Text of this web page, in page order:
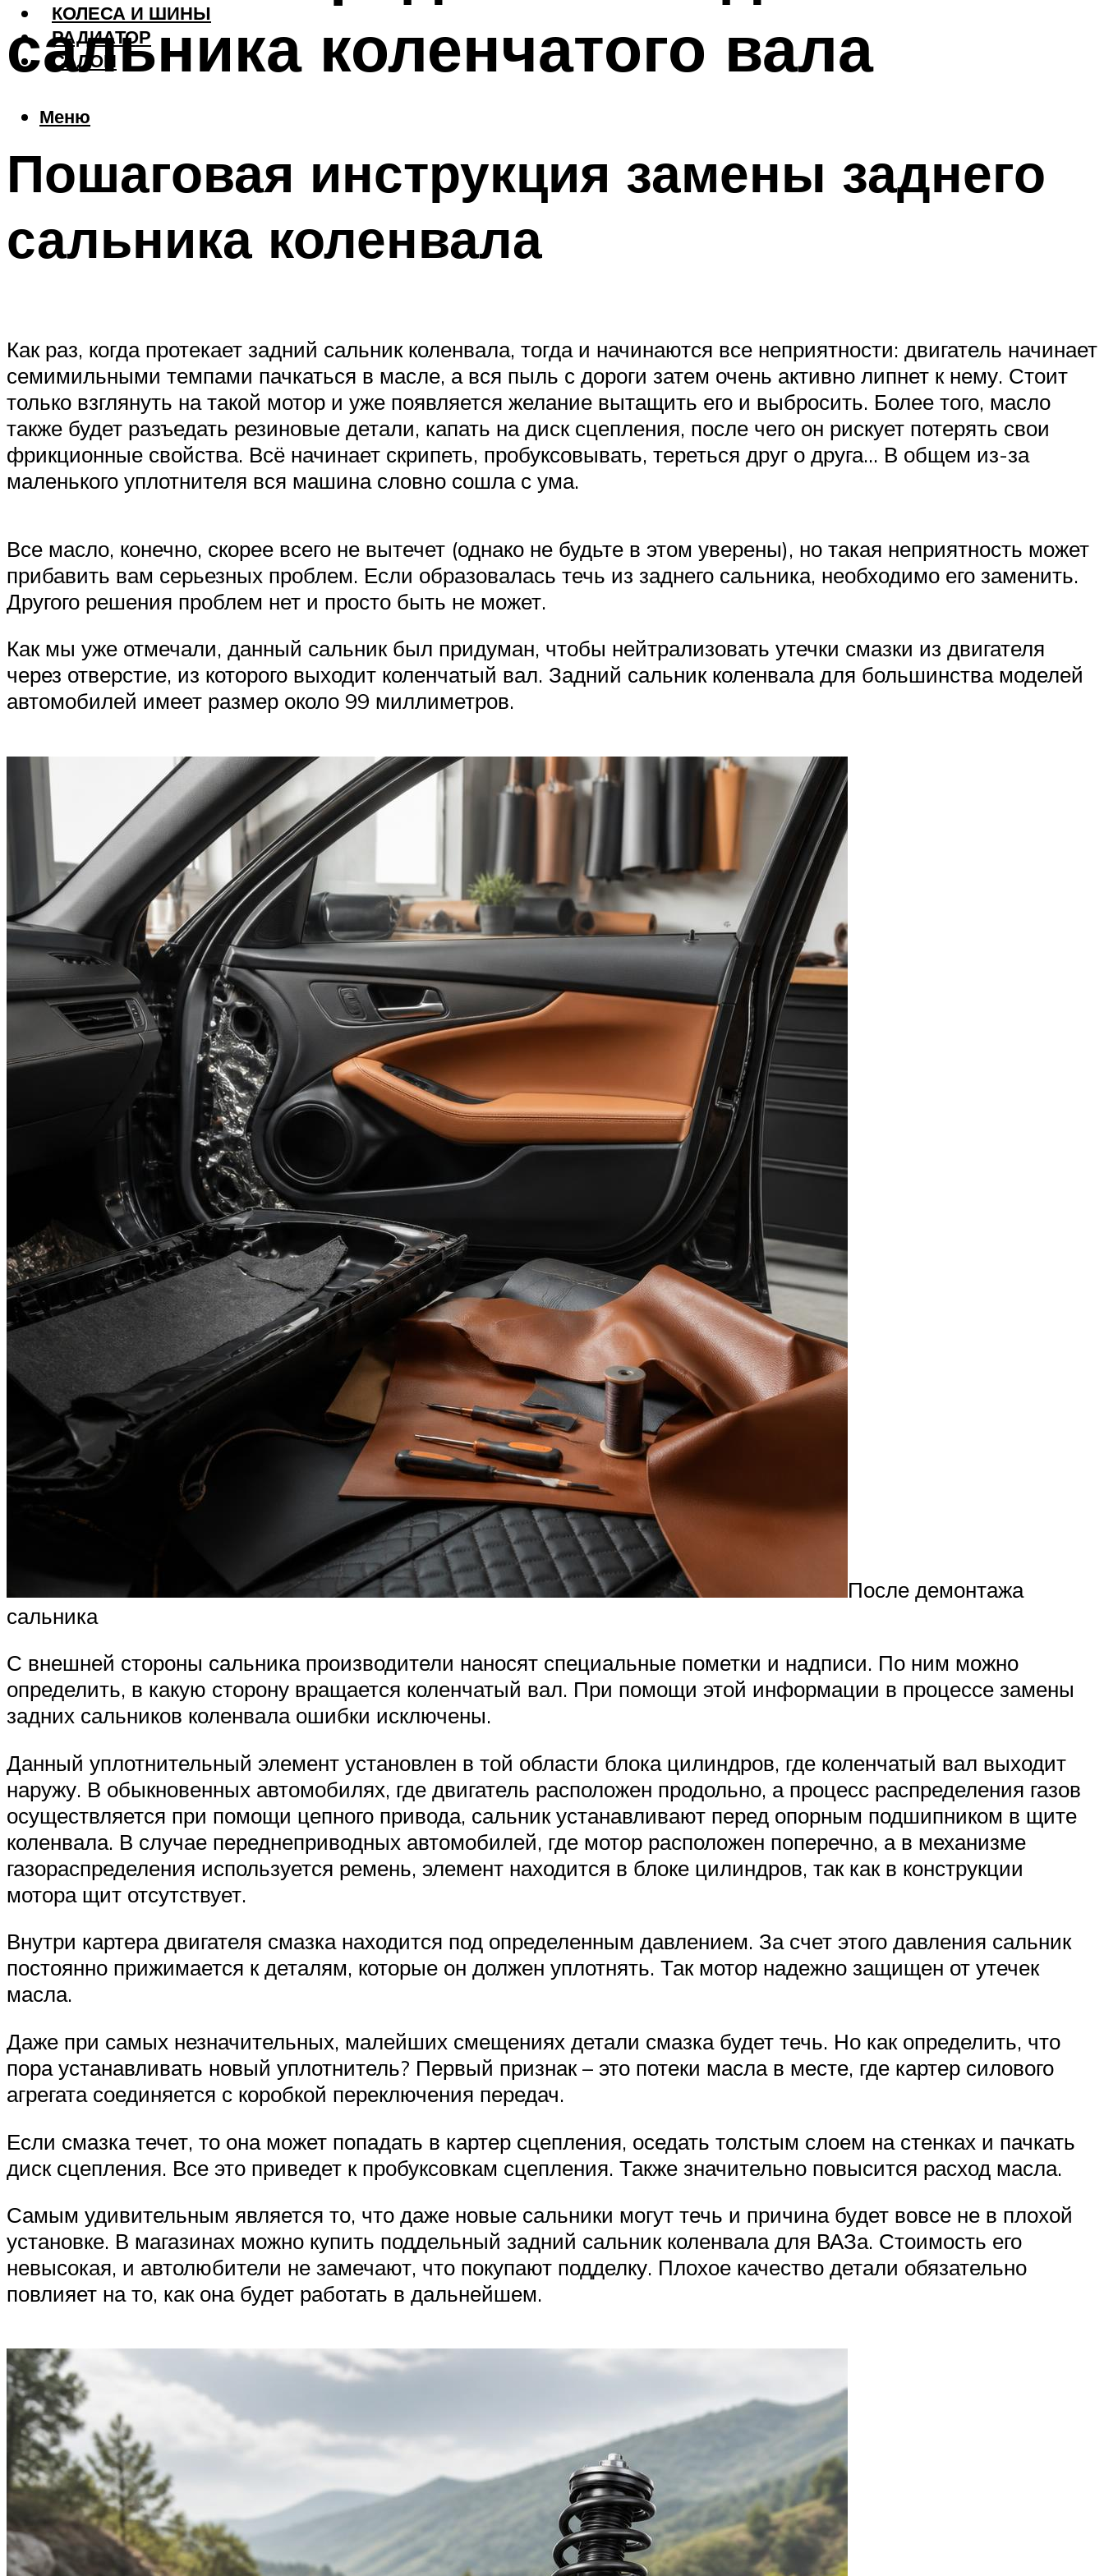
КОЛЕСА И ШИНЫ
РАДИАТОР
САЛОН
Меню
сальника коленчатого вала
Пошаговая инструкция замены заднего
сальника коленвала
Как раз, когда протекает задний сальник коленвала, тогда и начинаются все неприятности: двигатель начинает
семимильными темпами пачкаться в масле, а вся пыль с дороги затем очень активно липнет к нему. Стоит
только взглянуть на такой мотор и уже появляется желание вытащить его и выбросить. Более того, масло
также будет разъедать резиновые детали, капать на диск сцепления, после чего он рискует потерять свои
фрикционные свойства. Всё начинает скрипеть, пробуксовывать, тереться друг о друга… В общем из-за
маленького уплотнителя вся машина словно сошла с ума.
Все масло, конечно, скорее всего не вытечет (однако не будьте в этом уверены), но такая неприятность может
прибавить вам серьезных проблем. Если образовалась течь из заднего сальника, необходимо его заменить.
Другого решения проблем нет и просто быть не может.
Как мы уже отмечали, данный сальник был придуман, чтобы нейтрализовать утечки смазки из двигателя
через отверстие, из которого выходит коленчатый вал. Задний сальник коленвала для большинства моделей
автомобилей имеет размер около 99 миллиметров.
После демонтажа
сальника
С внешней стороны сальника производители наносят специальные пометки и надписи. По ним можно
определить, в какую сторону вращается коленчатый вал. При помощи этой информации в процессе замены
задних сальников коленвала ошибки исключены.
Данный уплотнительный элемент установлен в той области блока цилиндров, где коленчатый вал выходит
наружу. В обыкновенных автомобилях, где двигатель расположен продольно, а процесс распределения газов
осуществляется при помощи цепного привода, сальник устанавливают перед опорным подшипником в щите
коленвала. В случае переднеприводных автомобилей, где мотор расположен поперечно, а в механизме
газораспределения используется ремень, элемент находится в блоке цилиндров, так как в конструкции
мотора щит отсутствует.
Внутри картера двигателя смазка находится под определенным давлением. За счет этого давления сальник
постоянно прижимается к деталям, которые он должен уплотнять. Так мотор надежно защищен от утечек
масла.
Даже при самых незначительных, малейших смещениях детали смазка будет течь. Но как определить, что
пора устанавливать новый уплотнитель? Первый признак – это потеки масла в месте, где картер силового
агрегата соединяется с коробкой переключения передач.
Если смазка течет, то она может попадать в картер сцепления, оседать толстым слоем на стенках и пачкать
диск сцепления. Все это приведет к пробуксовкам сцепления. Также значительно повысится расход масла.
Самым удивительным является то, что даже новые сальники могут течь и причина будет вовсе не в плохой
установке. В магазинах можно купить поддельный задний сальник коленвала для ВАЗа. Стоимость его
невысокая, и автолюбители не замечают, что покупают подделку. Плохое качество детали обязательно
повлияет на то, как она будет работать в дальнейшем.